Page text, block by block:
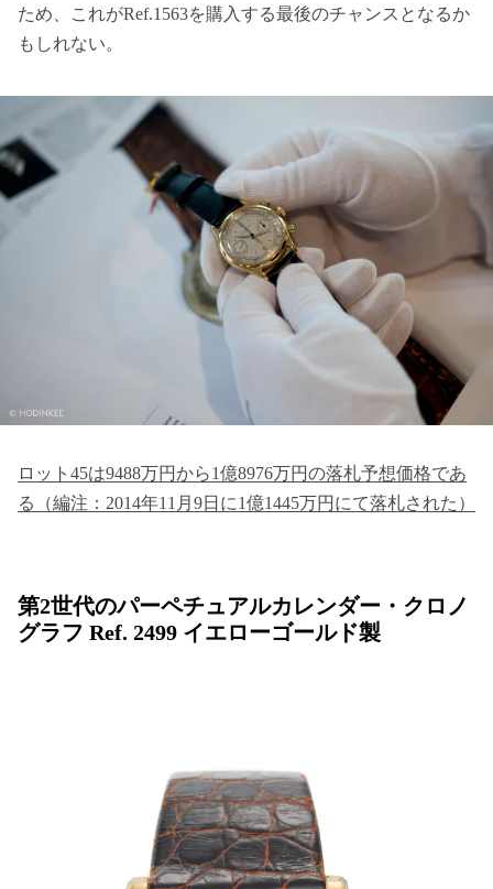
ため、これがRef.1563を購入する最後のチャンスとなるか
もしれない。
ロット45は9488万円から1億8976万円の落札予想価格であ
る（編注：2014年11月9日に1億1445万円にて落札された）
第2世代のパーペチュアルカレンダー・クロノ
グラフ Ref. 2499 イエローゴールド製